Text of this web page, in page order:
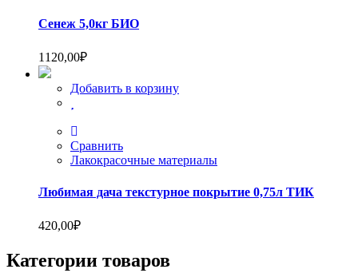
Сенеж 5,0кг БИО
1120,00₽
Добавить в корзину
Сравнить
Лакокрасочные материалы
Любимая дача текстурное покрытие 0,75л ТИК
420,00₽
Категории товаров